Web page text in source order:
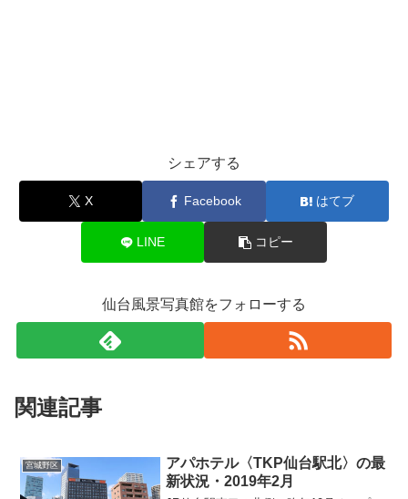
シェアする
X Facebook はてブ
LINE コピー
仙台風景写真館をフォローする
関連記事
宮城野区
アパホテル〈TKP仙台駅北〉の最
新状況・2019年2月